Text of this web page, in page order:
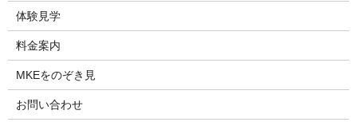
体験見学
料金案内
MKEをのぞき見
お問い合わせ